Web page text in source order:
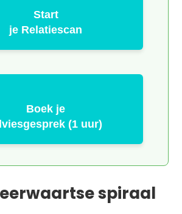
Start
je Relatiescan
Boek je
(1 uur)
spiraal